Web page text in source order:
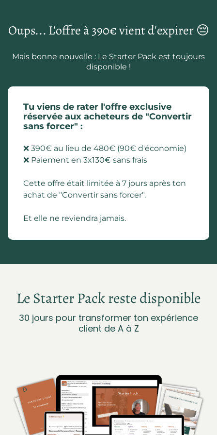
Oups... L'offre à 390€ vient d'expirer 😔
Mais bonne nouvelle : Le Starter Pack est toujours
disponible !
Tu viens de rater l'offre exclusive
réservée aux acheteurs de "Convertir
sans forcer" :
❌ 390€ au lieu de 480€ (90€ d'économie)
❌ Paiement en 3x130€ sans frais
Cette offre était limitée à 7 jours après ton
achat de "Convertir sans forcer".
Et elle ne reviendra jamais.
Le Starter Pack reste disponible
30 jours pour transformer ton expérience
client de A à Z